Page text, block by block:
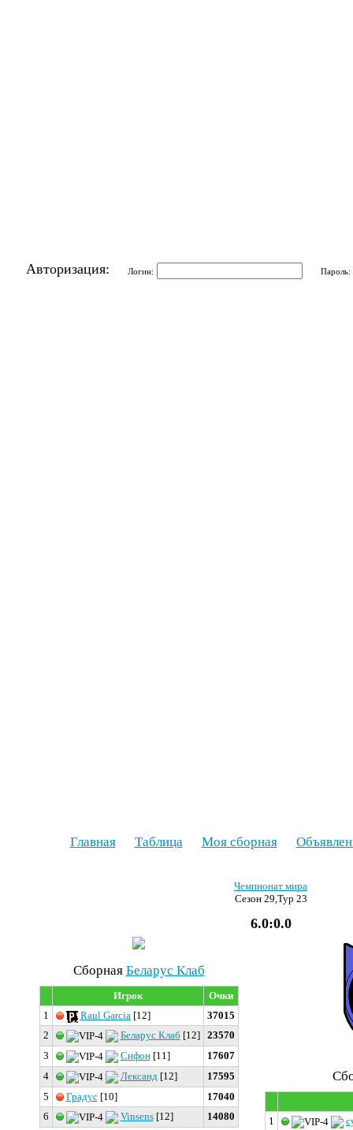
Авторизация: Логин: Пароль:
Главная Таблица Моя сборная
Чемпионат мира
Сезон 29,Тур 23
6.0:0.0
Cборная Беларус Клаб
Игрок
Очки
1
Raul Garcia[12]
37015
2
Беларус Клаб [12]
23570
3
Сифон[11]
17607
4
Лександ[12]
17595
5
Градус[10]
17040
6
Vinsens[12] 14080 1